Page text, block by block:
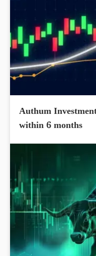
Authum
within 6 months